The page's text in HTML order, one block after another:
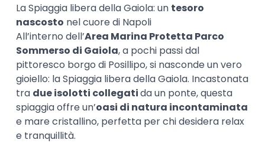
La Spiaggia libera della Gaiola: un tesoro
nascosto nel cuore di Napoli
All’interno dell’Area Marina Protetta Parco
Sommerso di Gaiola, a pochi passi dal
pittoresco borgo di Posillipo, si nasconde un vero
gioiello: la Spiaggia libera della Gaiola. Incastonata
tra due isolotti collegatida un ponte, questa
spiaggia offre un’oasi di natura incontaminata
e mare cristallino, perfetta per chi desidera relax
e tranquillità.